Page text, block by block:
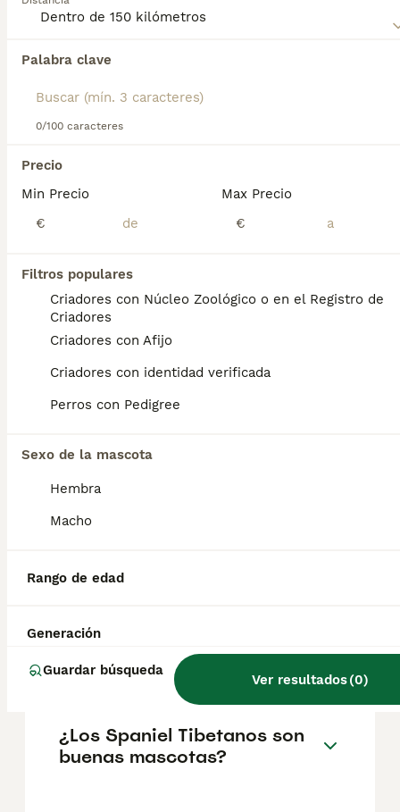
Palabra clave
0/100 caracteres
Precio
Min Precio
€
Max Precio
€
Filtros populares
Criadores con Núcleo Zoológico o en el Registro de
Criadores
Criadores con Afijo
Criadores con identidad verificada
Perros con Pedigree
Sexo de la mascota
Hembra
Macho
Rango de edad
Generación
Guardar búsqueda
Ver resultados(0)
Lee nuestra
página de consejos de compra de Spaniel
Encontramos 0 Spaniel Tibetano Perros para
Si deseas exactamente esta búsqueda guarda tu
búsqueda y espera el resultado perfecto:
Preguntas frecuentes
¿Cuánto cuesta un spaniel
tibetano?
El coste de adquisición de esta raza puede
variar según factores como el pedigrí, la
reputación del criador y la ubicación
geográfica. Es fundamental acudir a
Informarse bien y comparar opciones antes
decisión.
de Spaniel Tibetano?
¿Es agresivo el mastín
tibetano?
¿Los Spaniel Tibetanos son
buenas mascotas?